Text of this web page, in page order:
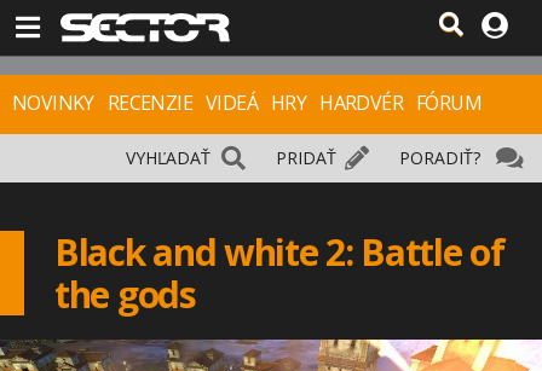
NOVINKY RECENZIE VIDEÁ HRY HARDVÉR FÓRUM
PORADIŤ?
PRIDAŤ
VYHĽADAŤ
Black and white 2: Battle of
the gods